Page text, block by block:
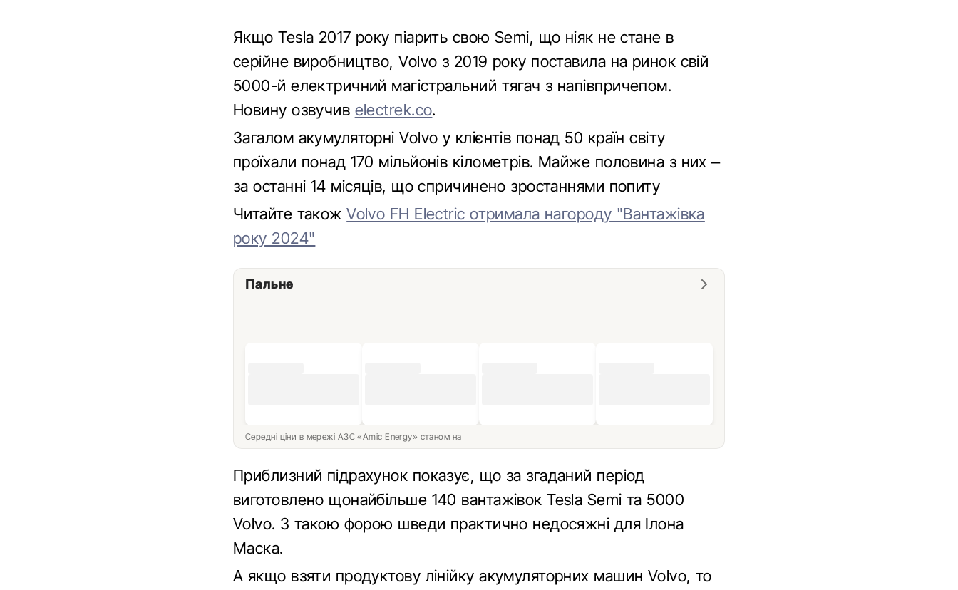
Якщо Tesla 2017 року піарить свою Semi, що ніяк не стане в
серійне виробництво, Volvo з 2019 року поставила на ринок свій
5000-й електричний магістральний тягач з напівпричепом.
Новину озвучив electrek.co.
Загалом акумуляторні Volvo у клієнтів понад 50 країн світу
проїхали понад 170 мільйонів кілометрів. Майже половина з них –
за останні 14 місяців, що спричинено зростаннями попиту
Читайте такожVolvo FH Electric отримала нагороду "Вантажівка
року 2024"
Пальне
Середні ціни в мережі АЗС «Amic Energy» станом на
Приблизний підрахунок показує, що за згаданий період
виготовлено щонайбільше 140 вантажівок Tesla Semi та 5000
Volvo. З такою форою шведи практично недосяжні для Ілона
Маска.
А якщо взяти продуктову лінійку акумуляторних машин Volvo, то